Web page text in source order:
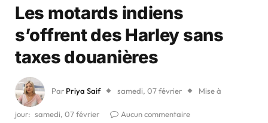
Les motards indiens
s’offrent des Harley sans
taxes douanières
Par Priya Saif samedi, 07 février Mise à
jour: samedi, 07 février
Aucun commentaire